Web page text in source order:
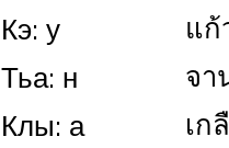
Кэ: у
แก้
Тьа: н
จา
Клы: а เก